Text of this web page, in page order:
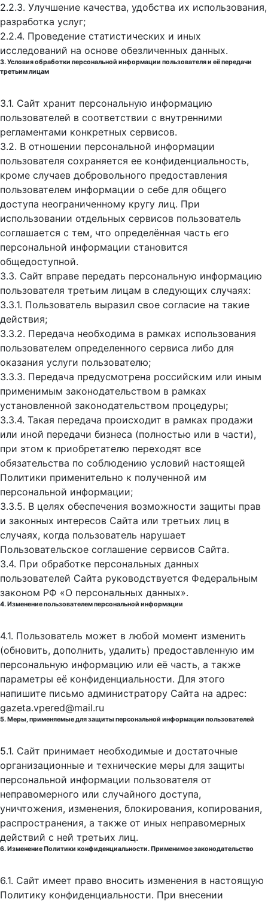
2.2.3. Улучшение качества, удобства их использования,
разработка услуг;
2.2.4. Проведение статистических и иных
исследований на основе обезличенных данных.
3. Условия обработки персональной информации пользователя и её передачи
третьим лицам
3.1. Сайт хранит персональную информацию
пользователей в соответствии с внутренними
регламентами конкретных сервисов.
3.2. В отношении персональной информации
пользователя сохраняется ее конфиденциальность,
кроме случаев добровольного предоставления
пользователем информации о себе для общего
доступа неограниченному кругу лиц. При
использовании отдельных сервисов пользователь
соглашается с тем, что определённая часть его
персональной информации становится
общедоступной.
3.3. Сайт вправе передать персональную информацию
пользователя третьим лицам в следующих случаях:
3.3.1. Пользователь выразил свое согласие на такие
действия;
3.3.2. Передача необходима в рамках использования
пользователем определенного сервиса либо для
оказания услуги пользователю;
3.3.3. Передача предусмотрена российским или иным
применимым законодательством в рамках
установленной законодательством процедуры;
3.3.4. Такая передача происходит в рамках продажи
или иной передачи бизнеса (полностью или в части),
при этом к приобретателю переходят все
обязательства по соблюдению условий настоящей
Политики применительно к полученной им
персональной информации;
3.3.5. В целях обеспечения возможности защиты прав
и законных интересов Сайта или третьих лиц в
случаях, когда пользователь нарушает
Пользовательское соглашение сервисов Сайта.
3.4. При обработке персональных данных
пользователей Сайта руководствуется Федеральным
законом РФ «О персональных данных».
4. Изменение пользователем персональной информации
4.1. Пользователь может в любой момент изменить
(обновить, дополнить, удалить) предоставленную им
персональную информацию или её часть, а также
параметры её конфиденциальности. Для этого
напишите письмо администратору Сайта на адрес:
gazeta.vpered@mail.ru
5. Меры, применяемые для защиты персональной информации пользователей
5.1. Сайт принимает необходимые и достаточные
организационные и технические меры для защиты
персональной информации пользователя от
неправомерного или случайного доступа,
уничтожения, изменения, блокирования, копирования,
распространения, а также от иных неправомерных
действий с ней третьих лиц.
6. Изменение Политики конфиденциальности. Применимое законодательство
6.1. Сайт имеет право вносить изменения в настоящую
Политику конфиденциальности. При внесении